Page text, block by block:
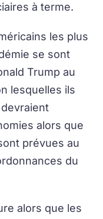
à terme.
les plus
se sont
Trump au
lesquelles ils
alors que
prévues au
du
alors que les